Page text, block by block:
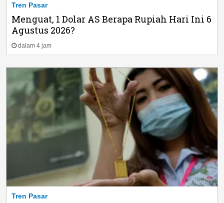
Tren Pasar
Menguat, 1 Dolar AS Berapa Rupiah Hari Ini 6
Agustus 2026?
dalam 4 jam
Tren Pasar